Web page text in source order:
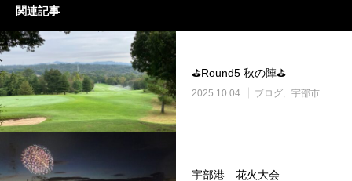
関連記事
⛳Round5 秋の陣⛳
2025.10.04 ブログ 宇部市働き方改革に取り組む企業
宇部港 花火大会